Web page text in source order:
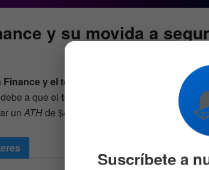
y su movida a
Finance y el token nativo YFI
ha sido
a que el token YFI
pasó de un mínimo
un ATHde $43.000 el 12 de septiembre.
Suscríbete a